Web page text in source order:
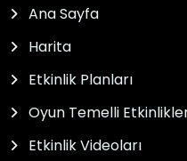
Ana Sayfa
Harita
Etkinlik Planları
Oyun Temelli
Etkinlik Videoları